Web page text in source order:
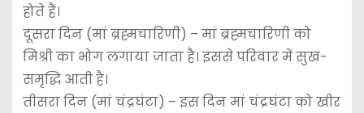
होते हैं।
दूसरा दिन (मां ब्रह्मचारिणी) – मां ब्रह्मचारिणी को
मिश्री का भोग लगाया जाता है। इससे परिवार में सुख-
समृद्धि आती है।
तीसरा दिन (मां चंद्रघंटा) – इस दिन मां चंद्रघंटा को खीर